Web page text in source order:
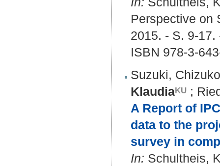
Perspective on
2015. - S. 9-
ISBN 978-3-
Suzuki, Chizuko
Klaudia
;
A Report of
data to the
survey in
In: Schultheis,